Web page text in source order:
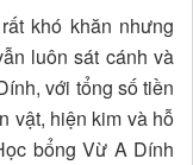
khó khăn nhưng
luôn sát cánh và
với tổng số tiền
vật, hiện kim và hỗ
bổng Vừ A Dính